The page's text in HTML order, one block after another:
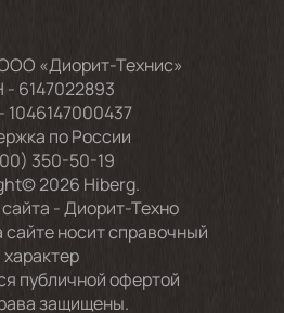
«Диорит-Технис»
6147022893
по России
350-50-19
2026 Hiberg.
-Диорит-Техно
носит справочный
характер
публичной офертой
защищены.